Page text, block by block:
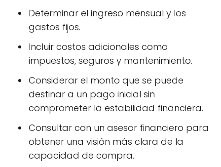
Determinar el ingreso mensual y los
gastos fijos.
Incluir costos adicionales como
impuestos, seguros y mantenimiento.
Considerar el monto que se puede
destinar a un pago inicial sin
comprometer la estabilidad financiera.
Consultar con un asesor financiero para
obtener una visión más clara de la
capacidad de compra.